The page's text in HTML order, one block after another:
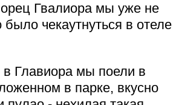
Гвалиора мы уже не
чекаутнуться в отеле
Главиора мы поели в
в парке, вкусно